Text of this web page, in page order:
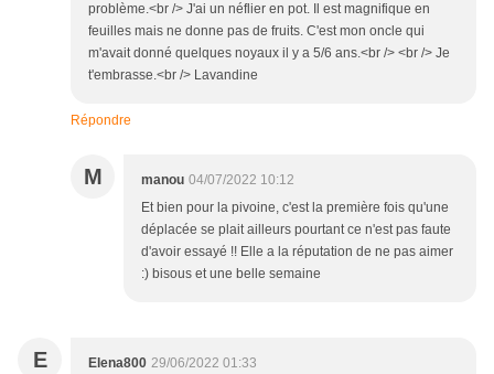
problème.<br /> J'ai un néflier en pot. Il est magnifique en
feuilles mais ne donne pas de fruits. C'est mon oncle qui
m'avait donné quelques noyaux il y a 5/6 ans.<br /> <br /> Je
t'embrasse.<br /> Lavandine
Répondre
M manou 04/07/2022 10:12
Et bien pour la pivoine, c'est la première fois qu'une
déplacée se plait ailleurs pourtant ce n'est pas faute
d'avoir essayé !! Elle a la réputation de ne pas aimer
:) bisous et une belle semaine
E Elena800 29/06/2022 01:33